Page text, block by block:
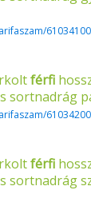
férfi
sortnadrág
férfi
sortnadrág